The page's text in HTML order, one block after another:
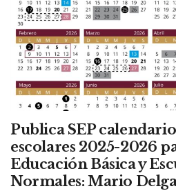
Publica SEP
escolares 2025-2026
Educación Básica y
Normales: Mario